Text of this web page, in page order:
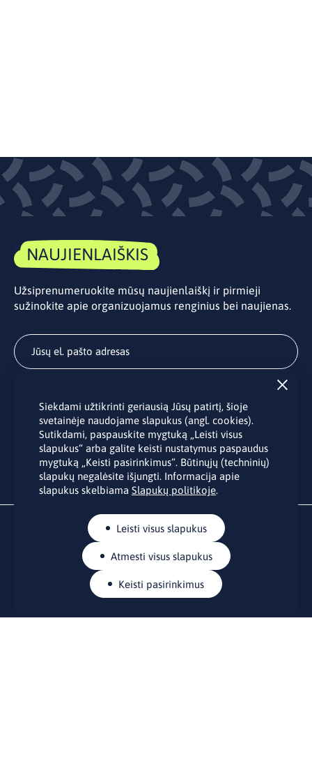
NAUJIENLAIŠKIS
Užsiprenumeruokite mūsų naujienlaiškį ir pirmieji
sužinokite apie organizuojamus renginius bei naujienas.
Užsakydami LINO biuro naujienlaiškį Jūs sutinkate su Jūsų
asmens duomenų tvarkymu pateiktu “Privatumo politikoje
Siekdami užtikrinti geriausią Jūsų patirtį, šioje
svetainėje naudojame slapukus (angl. cookies).
Sutikdami, paspauskite mygtuką „Leisti visus
slapukus“ arba galite keisti nustatymus paspaudus
mygtuką „Keisti pasirinkimus“. Būtinųjų (techninių)
slapukų negalėsite išjungti. Informacija apie
slapukus skelbiama Slapukų politikoje.
Leisti visus slapukus
Atmesti visus slapukus
Keisti pasirinkimus